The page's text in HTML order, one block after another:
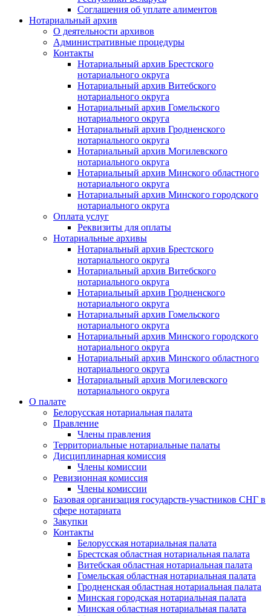
Соглашения об уплате алиментов
Нотариальный архив
О деятельности архивов
Административные процедуры
Контакты
Нотариальный архив Брестского
нотариального округа
Нотариальный архив Витебского
нотариального округа
Нотариальный архив Гомельского
нотариального округа
Нотариальный архив Гродненского
нотариального округа
Нотариальный архив Могилевского
нотариального округа
Нотариальный архив Минского областного
нотариального округа
Нотариальный архив Минского городского
нотариального округа
Оплата услуг
Реквизиты для оплаты
Нотариальные архивы
Нотариальный архив Брестского
нотариального округа
Нотариальный архив Витебского
нотариального округа
Нотариальный архив Гродненского
нотариального округа
Нотариальный архив Гомельского
нотариального округа
Нотариальный архив Минского городского
нотариального округа
Нотариальный архив Минского областного
нотариального округа
Нотариальный архив Могилевского
нотариального округа
О палате
Белорусская нотариальная палата
Правление
Члены правления
Территориальные нотариальные палаты
Дисциплинарная комиссия
Члены комиссии
Ревизионная комиссия
Члены комиссии
Базовая организация государств-участников СНГ в
сфере нотариата
Закупки
Контакты
Белорусская нотариальная палата
Брестская областная нотариальная палата
Витебская областная нотариальная палата
Гомельская областная нотариальная палата
Гродненская областная нотариальная палата
Минская городская нотариальная палата
Минская областная нотариальная палата